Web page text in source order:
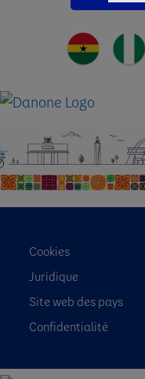
Cookies
Juridique
Site web des pays
Confidentialité